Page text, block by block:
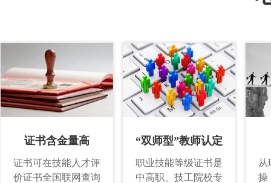
证书含金量高
证书可在技能人才评
价证书全国联网查询
“双师型”教师认定
职业技能等级证书是
中高职、技工院校专
从
操